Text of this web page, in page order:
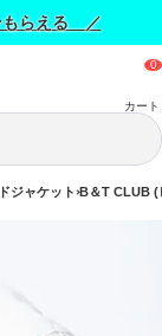
もらえる ／
カート
ジャケット B＆T CLUB (